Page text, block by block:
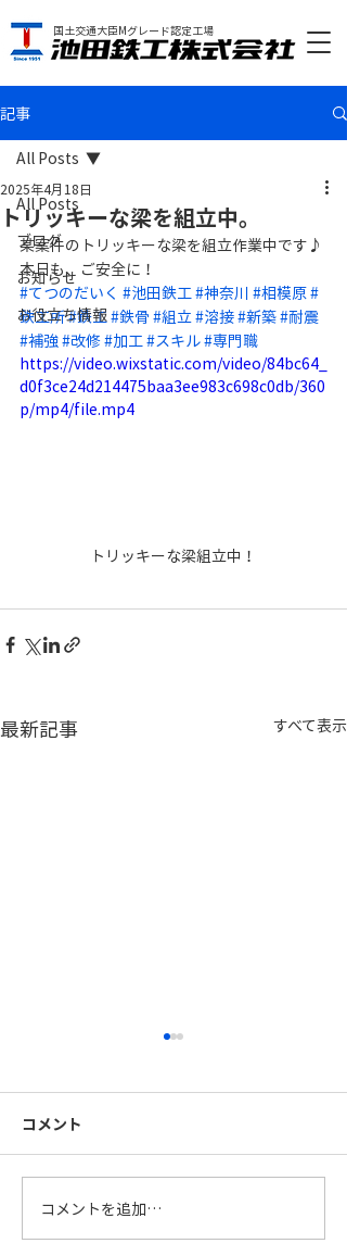
国土交通大臣Mグレード認定工場
記事
All Posts
ブログ
お知らせ
お役立ち情報
All Posts
トリッキーな梁を組立中。
2025年4月18日
某案件のトリッキーな梁を組立作業中です♪
本日も、ご安全に！
#てつのだいく #池田鉄工#神奈川 #相模原#
鉄工所#鉄工#鉄骨 #組立#溶接#新築#耐震
#補強#改修#加工#スキル#専門職
https://video.wixstatic.com/video/84bc64_
d0f3ce24d214475baa3ee983c698c0db/360
p/mp4/file.mp4
トリッキーな梁組立中！
最新記事 すべて表示
柱を大組中です
コメント
コメントを追加…